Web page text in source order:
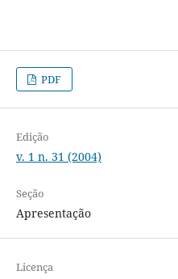
PDF
Edição
v. 1 n. 31 (2004)
Seção
Apresentação
Licença